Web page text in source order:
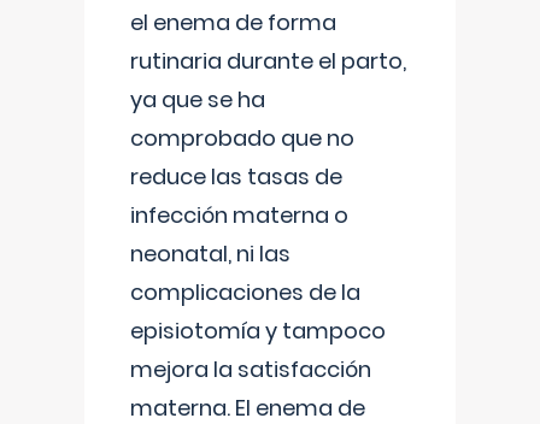
el enema de forma
rutinaria durante el parto,
ya que se ha
comprobado que no
reduce las tasas de
infección materna o
neonatal, ni las
complicaciones de la
episiotomía y tampoco
mejora la satisfacción
materna. El enema de